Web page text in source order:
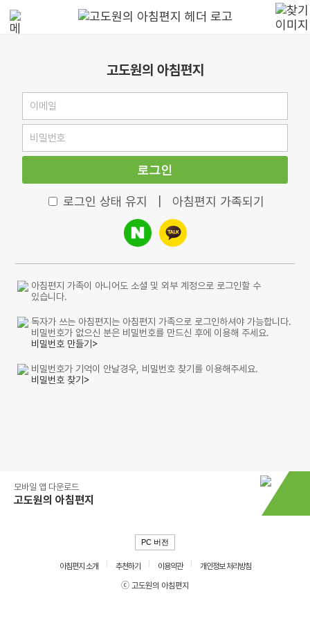
고도원의 아침편지
로그인
로그인 상태 유지 아침편지 가족되기
아침편지 가족이 아니어도 소셜 및 외부 계정으로 로그인할 수
있습니다.
독자가 쓰는 아침편지는 아침편지 가족으로 로그인하셔야 가능합니다.
비밀번호가 없으신 분은 비밀번호를 만드신 후에 이용해 주세요.
비밀번호 만들기>
비밀번호가 기억이 안날경우, 비밀번호 찾기를 이용해주세요.
비밀번호 찾기>
모바일 앱 다운로드
고도원의 아침편지
PC 버전
아침편지 소개 추천하기 이용약관
개인정보 처리방침
ⓒ 고도원의 아침편지